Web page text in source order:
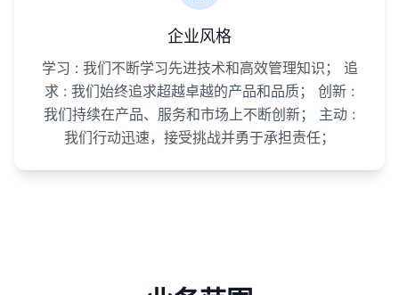
企业风格
学习 : 我们不断学习先进技术和高效管理知识； 追
求 : 我们始终追求超越卓越的产品和品质； 创新 :
我们持续在产品、服务和市场上不断创新； 主动 :
我们行动迅速，接受挑战并勇于承担责任；